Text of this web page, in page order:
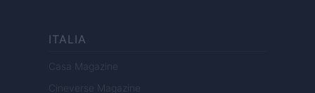
ITALIA
Casa Magazine
Cineverse Magazine